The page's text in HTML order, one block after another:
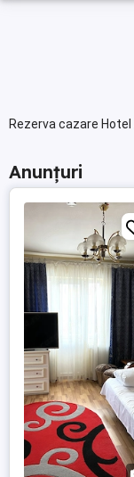
Rezerva cazare
Anunțuri